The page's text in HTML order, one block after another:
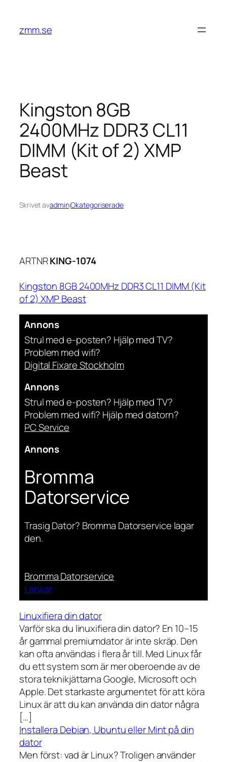
innehåll
zmm.se
Kingston 8GB
2400MHz DDR3 CL11
DIMM (Kit of 2) XMP
Beast
Skrivet avadminiOkategoriserade
ARTNRKING-1074
Kingston 8GB 2400MHz DDR3 CL11 DIMM (Kit
of 2) XMP Beast
Annons
Strul med e-posten? Hjälp med TV?
Problem med wifi?
Digital Fixare Stockholm
Annons
Strul med e-posten? Hjälp med TV?
Problem med wifi? Hjälp med datorn?
PC Service
Annons
Bromma
Datorservice
Trasig Dator? Bromma Datorservice lagar
den.
Bromma Datorservice
Länkar
Linuxifiera din dator
Varför ska du linuxifiera din dator? En 10–15
år gammal premiumdator är inte skräp. Den
kan ofta användas i flera år till. Med Linux får
du ett system som är mer oberoende av de
stora teknikjättarna Google, Microsoft och
Apple. Det starkaste argumentet för att köra
Linux är att du kan använda din dator några
[…]
Installera Debian, Ubuntu eller Mint på din
dator
Men först: vad är Linux? Troligen använder